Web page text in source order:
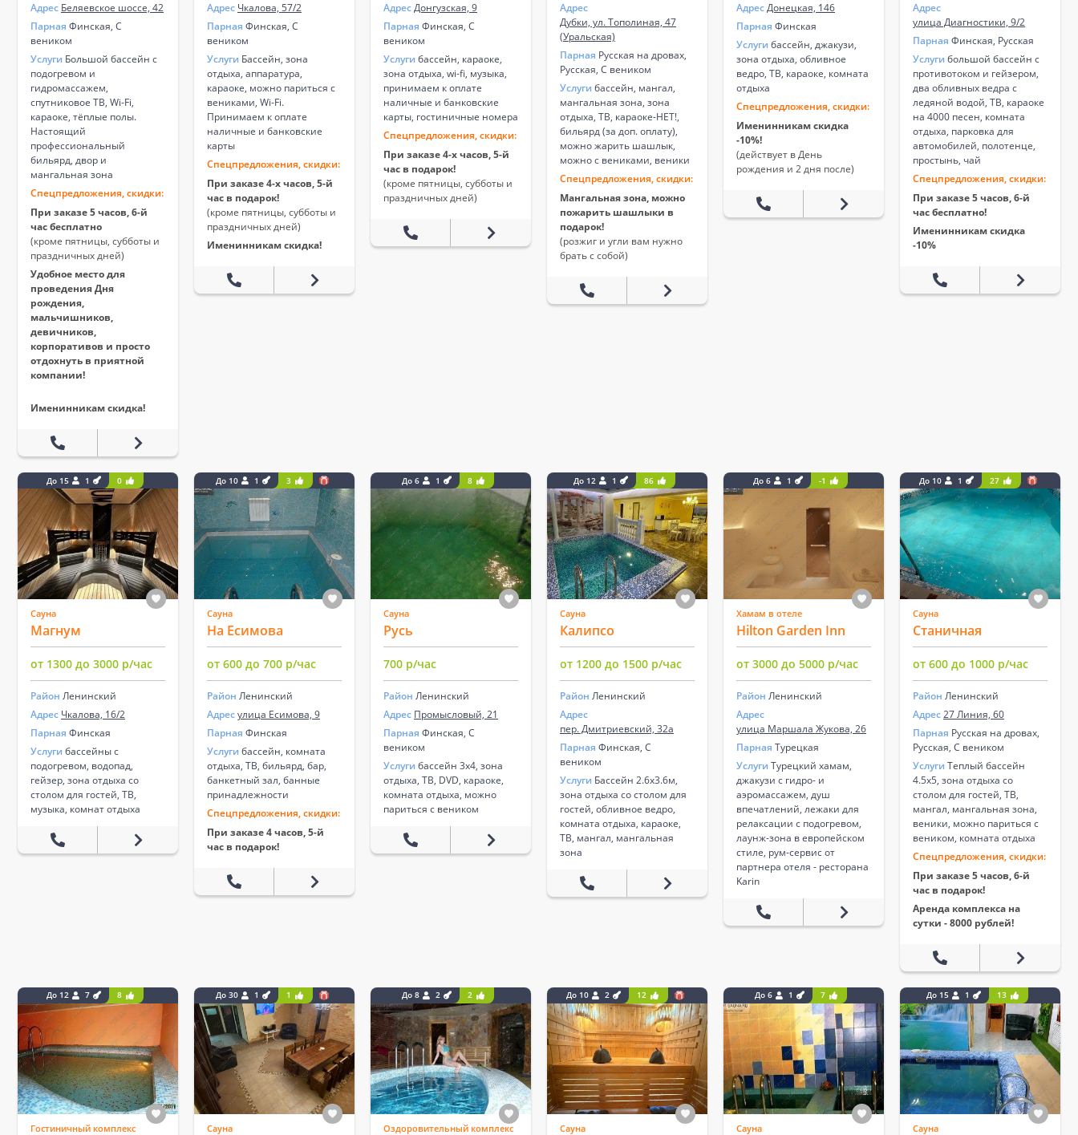
Адрес Беляевское шоссе, 42
Парная Финская, С
веником
Услуги Большой бассейн с
подогревом и
гидромассажем,
спутниковое ТВ, Wi-Fi,
караоке, тёплые полы.
Настоящий
профессиональный
бильярд, двор и
мангальная зона
Спецпредложения, скидки:
При заказе 5 часов, 6-й
час бесплатно
(кроме пятницы, субботы и
праздничных дней)
Удобное место для
проведения Дня
рождения,
мальчишников,
девичников,
корпоративов и просто
отдохнуть в приятной
компании!
Именинникам скидка!
Адрес Чкалова, 57/2
Парная Финская, С
веником
Услуги Бассейн, зона
отдыха, аппаратура,
караоке, можно париться с
вениками, Wi-Fi.
Принимаем к оплате
наличные и банковские
карты
Спецпредложения, скидки:
При заказе 4-х часов, 5-й
час в подарок!
(кроме пятницы, субботы и
праздничных дней)
Именинникам скидка!
АдресДонгузская, 9
Парная Финская, С
веником
Услуги бассейн, караоке,
зона отдыха, wi-fi, музыка,
принимаем к оплате
наличные и банковские
карты, гостиничные номера
Спецпредложения, скидки:
При заказе 4-х часов, 5-й
час в подарок!
(кроме пятницы, субботы и
праздничных дней)
Адрес
Дубки, ул. Тополиная, 47
(Уральская)
Парная Русская на дровах,
Русская, С веником
Услуги бассейн, мангал,
мангальная зона, зона
отдыха, ТВ, караоке-НЕТ!,
бильярд (за доп. оплату),
можно жарить шашлык,
можно с вениками, веники
Спецпредложения, скидки:
Мангальная зона, можно
пожарить шашлыки в
подарок!
(розжиг и угли вам нужно
брать с собой)
АдресДонецкая, 146
Парная Финская
Услуги бассейн, джакузи,
зона отдыха, обливное
ведро, ТВ, караоке, комната
отдыха
Спецпредложения, скидки:
Именинникам скидка
-10%!
(действует в День
рождения и 2 дня после)
Адрес
улица Диагностики, 9/2
Парная Финская, Русская
Услуги большой бассейн с
противотоком и гейзером,
два обливных ведра с
ледяной водой, ТВ, караоке
на 4000 песен, комната
отдыха, парковка для
автомобилей, полотенце,
простынь, чай
Спецпредложения, скидки:
При заказе 5 часов, 6-й
час бесплатно!
Именинникам скидка
-10%
До 15 1 0
Сауна
Магнум
от 1300 до 3000 р/час
Район Ленинский
Адрес Чкалова, 16/2
Парная Финская
Услуги бассейны с
подогревом, водопад,
гейзер, зона отдыха со
столом для гостей, ТВ,
музыка, комнат отдыха
До 10 1 3
Сауна
На Есимова
от 600 до 700 р/час
Район Ленинский
Адресулица Есимова, 9
Парная Финская
Услуги бассейн, комната
отдыха, ТВ, бильярд, бар,
банкетный зал, банные
принадлежности
Спецпредложения, скидки:
При заказе 4 часов, 5-й
час в подарок!
До 6 1 8
Сауна
Русь
700 р/час
Район Ленинский
Адрес Промысловый, 21
Парная Финская, С
веником
Услуги бассейн 3х4, зона
отдыха, ТВ, DVD, караоке,
комната отдыха, можно
париться с веником
До 12 1 86
Сауна
Калипсо
от 1200 до 1500 р/час
Район Ленинский
Адрес
пер. Дмитриевский, 32а
Парная Финская, С
веником
Услуги Бассейн 2.6х3.6м,
зона отдыха со столом для
гостей, обливное ведро,
комната отдыха, караоке,
ТВ, мангал, мангальная
зона
До 6 1 -1
Хамам в отеле
Hilton Garden Inn
от 3000 до 5000 р/час
Район Ленинский
Адрес
улица Маршала Жукова, 26
Парная Турецкая
Услуги Турецкий хамам,
джакузи с гидро- и
аэромассажем, душ
впечатлений, лежаки для
релаксации с подогревом,
лаунж-зона в европейском
стиле, рум-сервис от
партнера отеля - ресторана
Karin
До 10 1 27
Сауна
Станичная
от 600 до 1000 р/час
Район Ленинский
Адрес27 Линия, 60
Парная Русская на дровах,
Русская, С веником
Услуги Теплый бассейн
4.5х5, зона отдыха со
столом для гостей, ТВ,
мангал, мангальная зона,
веники, можно париться с
веником, комната отдыха
Спецпредложения, скидки:
При заказе 5 часов, 6-й
час в подарок!
Аренда комплекса на
сутки - 8000 рублей!
До 12 7 8
Гостиничный комплекс
До 30 1 1
Сауна
До 8 2 2
Оздоровительный комплекс
До 10 2 12
Сауна
До 6 1 7
Сауна
До 15 1 13
Сауна